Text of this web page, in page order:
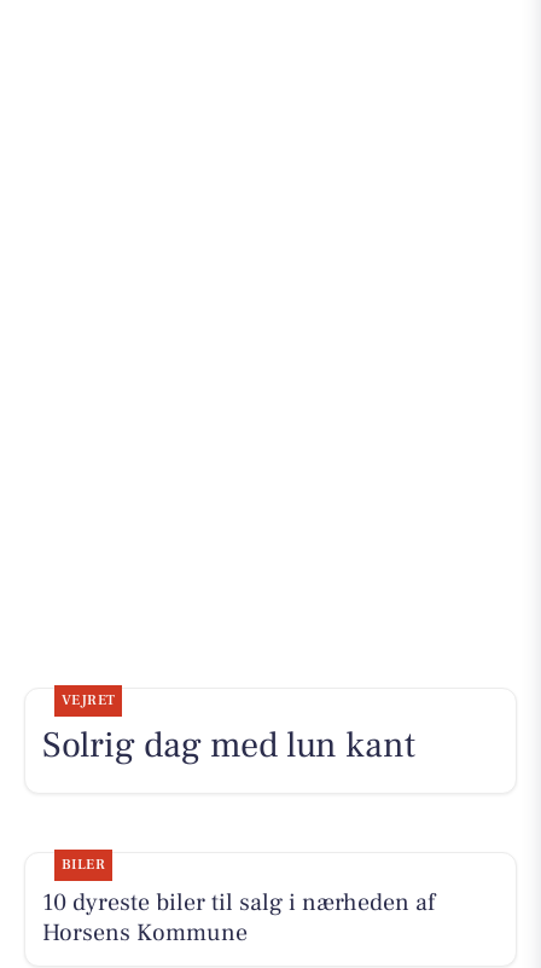
VEJRET
Solrig dag med lun kant
BILER
10 dyreste biler til salg i nærheden af
Horsens Kommune